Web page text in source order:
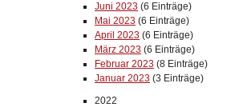
Juni 2023 (6 Einträge)
Mai 2023 (6 Einträge)
April 2023 (6 Einträge)
März 2023 (6 Einträge)
Februar 2023 (8 Einträge)
Januar 2023 (3 Einträge)
2022